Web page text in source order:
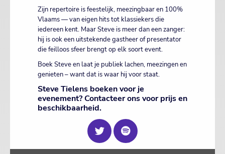
Zijn repertoire is feestelijk, meezingbaar en 100%
Vlaams — van eigen hits tot klassiekers die
iedereen kent. Maar Steve is meer dan een zanger:
hij is ook een uitstekende gastheer of presentator
die feilloos sfeer brengt op elk soort event.
Boek Steve en laat je publiek lachen, meezingen en
genieten – want dat is waar hij voor staat.
Steve Tielens boeken voor je
evenement? Contacteer ons voor prijs en
beschikbaarheid.